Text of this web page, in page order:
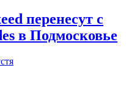
перенесут с
в Подмосковье